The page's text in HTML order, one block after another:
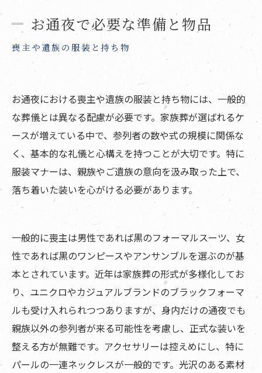
お通夜で必要な準備と物品
喪主や遺族の服装と持ち物
お通夜における喪主や遺族の服装と持ち物には、一般的
な葬儀とは異なる配慮が必要です。家族葬が選ばれるケ
ースが増えている中で、参列者の数や式の規模に関係な
く、基本的な礼儀と心構えを持つことが大切です。特に
服装マナーは、親族やご遺族の意向を汲み取った上で、
落ち着いた装いを心がける必要があります。
一般的に喪主は男性であれば黒のフォーマルスーツ、女
性であれば黒のワンピースやアンサンブルを選ぶのが基
本とされています。近年は家族葬の形式が多様化してお
り、ユニクロやカジュアルブランドのブラックフォーマ
ルも受け入れられつつありますが、身内だけの通夜でも
親族以外の参列者が来る可能性を考慮し、正式な装いを
整える方が無難です。アクセサリーは控えめにし、特に
パールの一連ネックレスが一般的です。光沢のある素材